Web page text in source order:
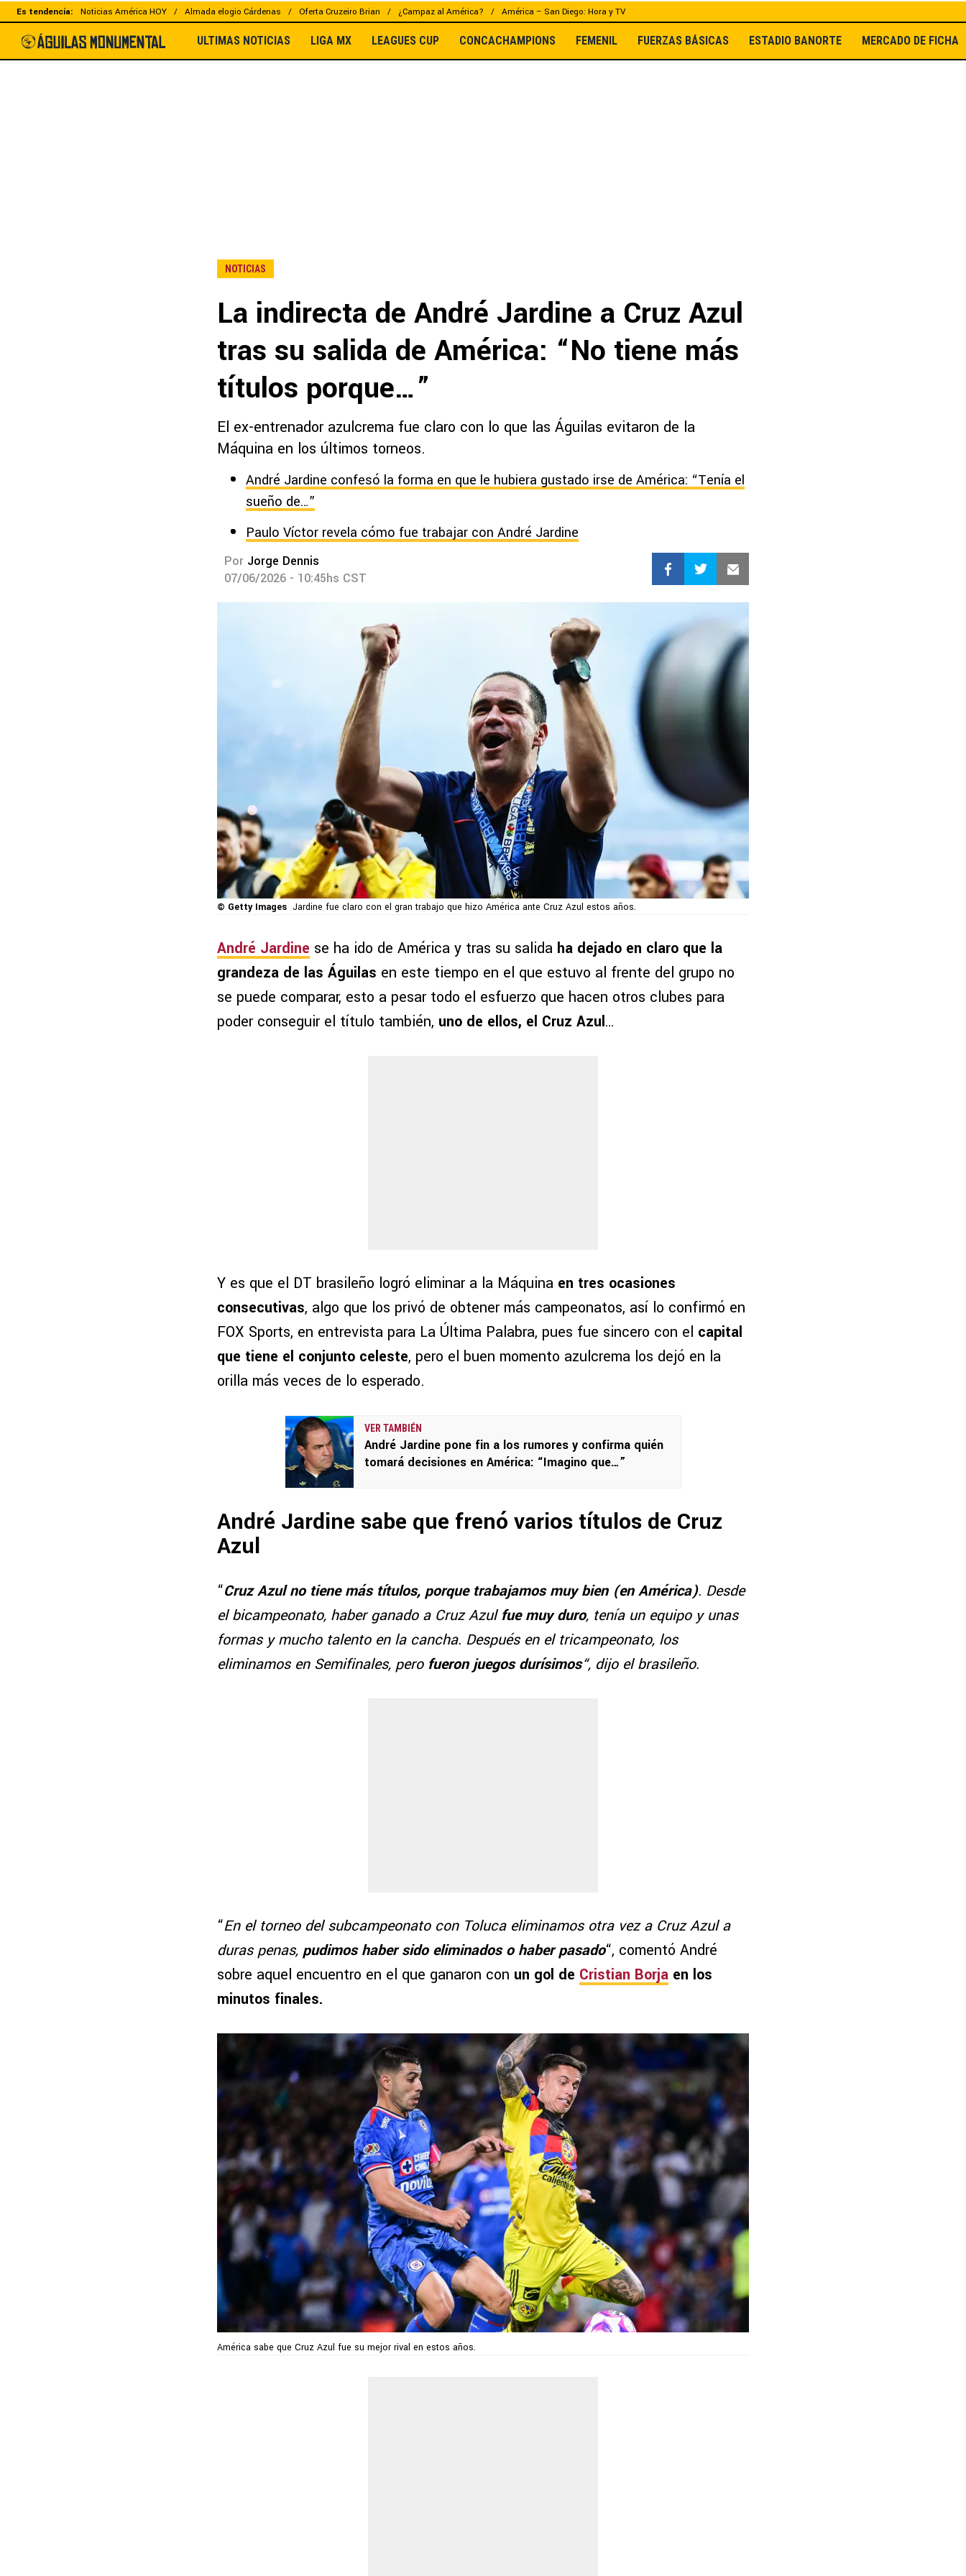
Es tendencia: Noticias América HOY Almada elogio Cárdenas Oferta Cruzeiro Brian ¿Campaz al América? América – San Diego: Hora y TV
ULTIMAS NOTICIAS LIGA MX LEAGUES CUP CONCACHAMPIONS FEMENIL FUERZAS BÁSICAS ESTADIO BANORTE MERCADO DE
NOTICIAS
La indirecta de André Jardine a Cruz Azul
tras su salida de América: “No tiene más
títulos porque…”
El ex-entrenador azulcrema fue claro con lo que las Águilas evitaron de la
Máquina en los últimos torneos.
André Jardine confesó la forma en que le hubiera gustado irse de América: “Tenía el
sueño de…”
Paulo Víctor revela cómo fue trabajar con André Jardine
Por Jorge Dennis
07/06/2026 - 10:45hs CST
© Getty Images Jardine fue claro con el gran trabajo que hizo América ante Cruz Azul estos años.
André Jardine se ha ido de América y tras su salida ha dejado en claro que la
grandeza de las Águilas en este tiempo en el que estuvo al frente del grupo no
se puede comparar, esto a pesar todo el esfuerzo que hacen otros clubes para
poder conseguir el título también, uno de ellos, el Cruz Azul…
Y es que el DT brasileño logró eliminar a la Máquina en tres ocasiones
consecutivas, algo que los privó de obtener más campeonatos, así lo confirmó en
FOX Sports, en entrevista para La Última Palabra, pues fue sincero con el capital
que tiene el conjunto celeste, pero el buen momento azulcrema los dejó en la
orilla más veces de lo esperado.
VER TAMBIÉN
André Jardine pone fin a los rumores y confirma quién
tomará decisiones en América: “Imagino que…”
André Jardine sabe que frenó varios títulos de Cruz
Azul
“Cruz Azul no tiene más títulos, porque trabajamos muy bien (en América). Desde
el bicampeonato, haber ganado a Cruz Azul fue muy duro, tenía un equipo y unas
formas y mucho talento en la cancha. Después en el tricampeonato, los
eliminamos en Semifinales, pero fueron juegos durísimos“, dijo el brasileño.
“En el torneo del subcampeonato con Toluca eliminamos otra vez a Cruz Azul a
duras penas, pudimos haber sido eliminados o haber pasado“, comentó André
sobre aquel encuentro en el que ganaron con un gol de Cristian Borja en los
minutos finales.
América sabe que Cruz Azul fue su mejor rival en estos años.